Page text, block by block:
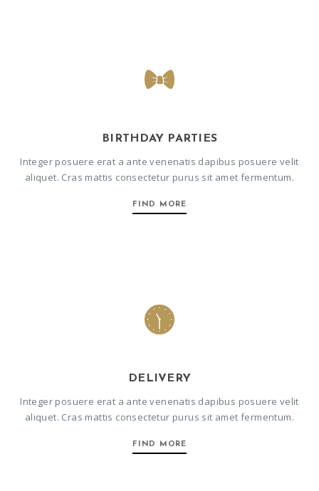
BIRTHDAY PARTIES
Integer posuere erat a ante venenatis dapibus posuere velit
aliquet. Cras mattis consectetur purus sit amet fermentum.
FIND MORE
DELIVERY
Integer posuere erat a ante venenatis dapibus posuere velit
aliquet. Cras mattis consectetur purus sit amet fermentum.
FIND MORE